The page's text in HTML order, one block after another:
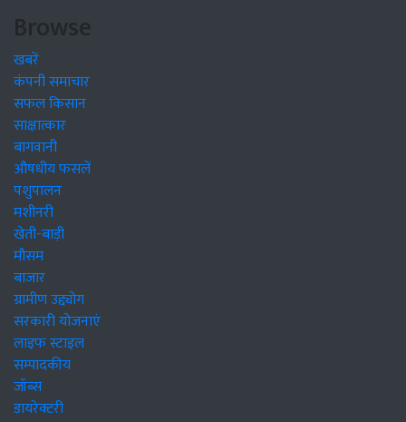
Browse
खबरें
कंपनी समाचार
सफल किसान
साक्षात्कार
बागवानी
औषधीय फसलें
पशुपालन
मशीनरी
खेती-बाड़ी
मौसम
बाजार
ग्रामीण उद्द्योग
सरकारी योजनाएं
लाइफ स्टाइल
सम्पादकीय
जॉब्स
डायरेक्टरी